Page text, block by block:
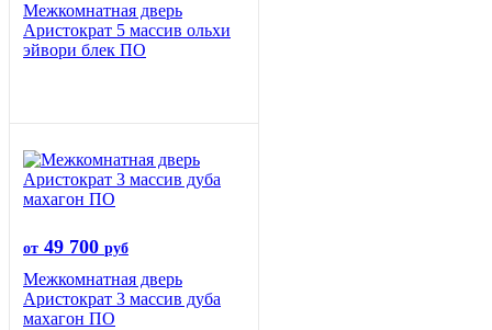
Межкомнатная дверь
Аристократ 5 массив ольхи
эйвори блек ПО
от 49 700 руб
Межкомнатная дверь
Аристократ 3 массив дуба
махагон ПО